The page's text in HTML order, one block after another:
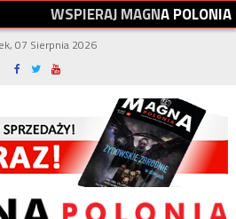
WSPIERAJMAGNAPOLONIA
07 Sierpnia 2026